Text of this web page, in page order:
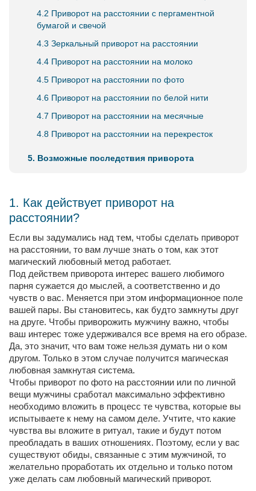
4.2 Приворот на расстоянии с пергаментной
бумагой и свечой
4.3 Зеркальный приворот на расстоянии
4.4 Приворот на расстоянии на молоко
4.5 Приворот на расстоянии по фото
4.6 Приворот на расстоянии по белой нити
4.7 Приворот на расстоянии на месячные
4.8 Приворот на расстоянии на перекресток
5. Возможные последствия приворота
1. Как действует приворот на
расстоянии?
Если вы задумались над тем, чтобы сделать приворот
на расстоянии, то вам лучше знать о том, как этот
магический любовный метод работает.
Под действем приворота интерес вашего любимого
парня сужается до мыслей, а соответственно и до
чувств о вас. Меняется при этом информационное поле
вашей пары. Вы становитесь, как будто замкнуты друг
на друге. Чтобы приворожить мужчину важно, чтобы
ваш интерес тоже удерживался все время на его образе.
Да, это значит, что вам тоже нельзя думать ни о ком
другом. Только в этом случае получится магическая
любовная замкнутая система.
Чтобы приворот по фото на расстоянии или по личной
вещи мужчины сработал максимально эффективно
необходимо вложить в процесс те чувства, которые вы
испытываете к нему на самом деле. Учтите, что какие
чувства вы вложите в ритуал, такие и будут потом
преобладать в ваших отношениях. Поэтому, если у вас
существуют обиды, связанные с этим мужчиной, то
желательно проработать их отдельно и только потом
уже делать сам любовный магический приворот.